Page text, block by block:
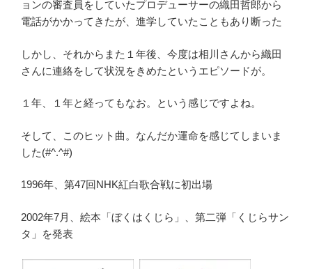
ョンの審査員をしていたプロデューサーの織田哲郎から
電話がかかってきたが、進学していたこともあり断った
しかし、それからまた１年後、今度は相川さんから織田
さんに連絡をして状況をきめたというエピソードが。
１年、１年と経ってもなお。という感じですよね。
そして、このヒット曲。なんだか運命を感じてしまいま
した(#^.^#)
1996年、第47回NHK紅白歌合戦に初出場
2002年7月、絵本「ぼくはくじら」、第二弾「くじらサン
タ」を発表